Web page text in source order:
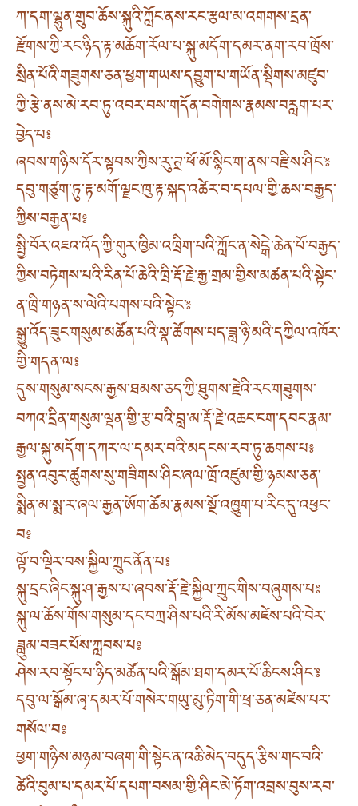
ཀ་དག་ལྷུན་གྲུབ་ཆོས་སྐུའི་ཀློང་ནས་རང་རྩལ་མ་འགགས་དྲན་
རྫོགས་ཀྱི་རང་ཉིད་རྟ་མཆོག་རོལ་པ་སྐུ་མདོག་དམར་ནག་རབ་ཁྲོས་
སྲིན་པོའི་གཟུགས་ཅན་ཕྱག་གཡས་དབྱུག་པ་གཡོན་སྡིགས་མཛུབ་
ཀྱི་རྩེ་ནས་མེ་རབ་ཏུ་འབར་བས་གདོན་བགེགས་རྣམས་བརླག་པར་
བྱེད་པ༔
ཞབས་གཉིས་དོར་སྟབས་ཀྱིས་རུ་ཊྲ་ཕོ་མོ་སྙིང་ག་ནས་བརྫིས་ཤིང་༔
དབུ་གཙུག་ཏུ་རྟ་མགོ་ལྗང་ཁུ་རྟ་སྐད་འཚེར་བ་དཔལ་གྱི་ཆས་བརྒྱད་
ཀྱིས་བརྒྱན་པ༔
སྤྱི་བོར་འཇའ་འོད་ཀྱི་གུར་ཁྱིམ་འཁྲིག་པའི་ཀློང་ན་སེངྒེ་ཆེན་པོ་བརྒྱད་
ཀྱིས་བཏེགས་པའི་རིན་པོ་ཆེའི་ཁྲི་རྡོ་རྗེ་རྒྱ་གྲམ་གྱིས་མཚན་པའི་སྟེང་
ན་ཁྲི་གཉན་ས་ལེའི་པགས་པའི་སྟེང་༔
སྒྱུ་འོད་ཟུང་གསུམ་མཚོན་པའི་སྣ་ཚོགས་པད་ཟླ་ཉི་མའི་དཀྱིལ་འཁོར་
གྱི་གདན་ལ༔
དུས་གསུམ་སངས་རྒྱས་ཐམས་ཅད་ཀྱི་ཐུགས་རྗེའི་རང་གཟུགས་
བཀའ་དྲིན་གསུམ་ལྡན་གྱི་རྩ་བའི་བླ་མ་རྡོ་རྗེ་འཆང་ངག་དབང་རྣམ་
རྒྱལ་སྐུ་མདོག་དཀར་ལ་དམར་བའི་མདངས་རབ་ཏུ་ཆགས་པ༔
སྤྱན་འབུར་ཚུགས་སུ་གཟིགས་ཤིང་ཞལ་ཁྲོ་འཛུམ་གྱི་ཉམས་ཅན་
སྨིན་མ་སྨ་ར་ཞལ་རྒྱན་ཨོག་ཚོམ་རྣམས་སྔོ་འཁྱུག་པ་རིང་དུ་འཕྱང་
བ༔
ལྟོ་བ་ལྡིར་བས་སྐྱིལ་ཀྲུང་ནོན་པ༔
སྐུ་དྲང་ཞིང་སྐུ་ཤ་རྒྱས་པ་ཞབས་རྡོ་རྗེ་སྐྱིལ་ཀྲུང་གིས་བཞུགས་པ༔
སྐུ་ལ་ཆོས་གོས་གསུམ་དང་བཀྲ་ཤིས་པའི་རི་མོས་མཛེས་པའི་བེར་
ཟླུམ་བཟང་པོས་ཀླབས་པ༔
ཤེས་རབ་སྟོང་པ་ཉིད་མཚོན་པའི་སྒོམ་ཐག་དམར་པོ་ཆིངས་ཤིང་༔
དབུ་ལ་སྒོམ་ཞྭ་དམར་པོ་གསེར་གཡུ་མུ་ཏིག་གི་ཕྲ་ཅན་མཛེས་པར་
གསོལ་བ༔
ཕྱག་གཉིས་མཉམ་བཞག་གི་སྟེང་ན་འཆི་མེད་བདུད་རྩིས་གང་བའི་
ཚེའི་བུམ་པ་དམར་པོ་དཔག་བསམ་གྱི་ཤིང་མེ་ཏོག་འབྲས་བུས་རབ་